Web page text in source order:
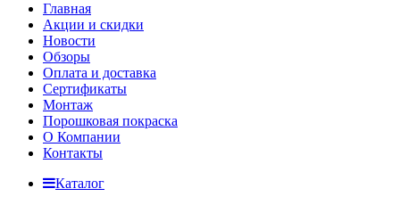
Главная
Акции и скидки
Новости
Обзоры
Оплата и доставка
Сертификаты
Монтаж
Порошковая покраска
О Компании
Контакты
Каталог